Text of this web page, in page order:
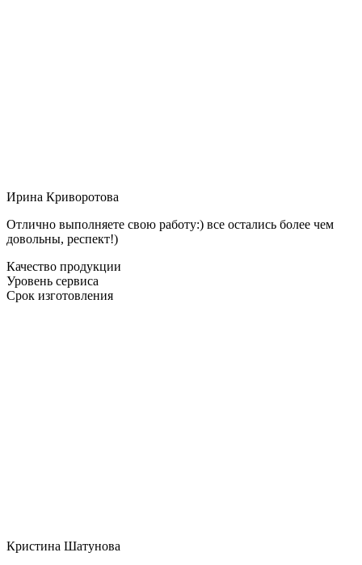
Ирина Криворотова
Отлично выполняете свою работу:) все остались более чем
довольны, респект!)
Качество продукции
Уровень сервиса
Срок изготовления
Кристина Шатунова